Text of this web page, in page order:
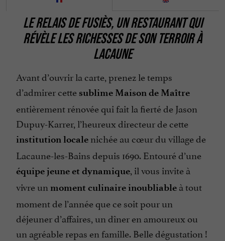
Parle anglais
Parle espagnol
Piscine
Plats cuisinés à emporter
Salle de Séminaire
Salon de Jardin
Télévision : TV satellite
Vue sur la montagne
LE RELAIS DE FUSIÈS, UN RESTAURANT QUI
RÉVÈLE LES RICHESSES DE SON TERROIRÀ
LACAUNE
Avant d’ouvrir la carte, prenez le temps
d’admirer cette sublime Maison de Maître
entièrement rénovée qui fait la fierté de Jason
Dupuy-Karrer, l’heureux directeur de cette
institution locale nichée au cœur du village de
Lacaune-les-Bains depuis 1690. Entouré d’une
équipe jeune et dynamique, il vous invite à
vivre un moment culinaire inoubliable à tout
moment de l’année que ce soit pour un
déjeuner d’affaires, un dîner en amoureux ou
un agréable repas en famille. Belle dégustation !